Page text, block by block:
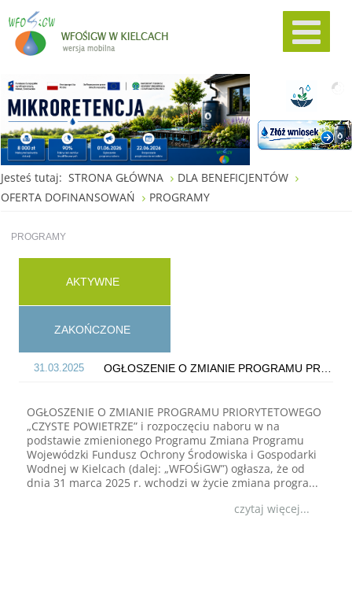
Jesteś tutaj: STRONA GŁÓWNA
DLA BENEFICJENTÓW
OFERTA DOFINANSOWAŃ
PROGRAMY
PROGRAMY
AKTYWNE
ZAKOŃCZONE
31.03.2025
OGŁOSZENIE O ZMIANIE PROGRAMU PRIORYTETOWEGO
„CZYSTE POWIETRZE” i rozpoczęciu naboru w na
podstawie zmienionego Programu Zmiana Programu
Wojewódzki Fundusz Ochrony Środowiska i Gospodarki
Wodnej w Kielcach (dalej: „WFOŚiGW”) ogłasza, że od
dnia 31 marca 2025 r. wchodzi w życie zmiana progra...
czytaj więcej...